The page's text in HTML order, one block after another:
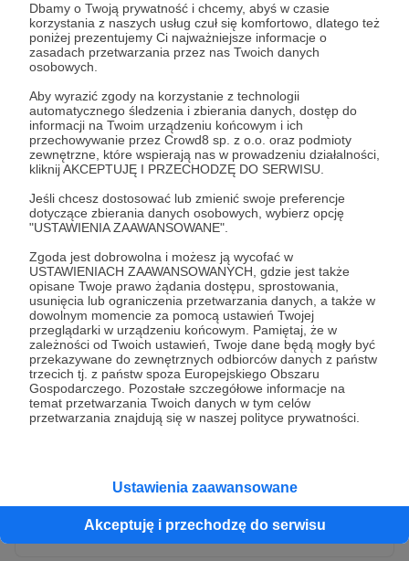
Dbamy o Twoją prywatność i chcemy, abyś w czasie
korzystania z naszych usług czuł się komfortowo, dlatego też
poniżej prezentujemy Ci najważniejsze informacje o
zasadach przetwarzania przez nas Twoich danych
osobowych.
Aby wyrazić zgody na korzystanie z technologii
automatycznego śledzenia i zbierania danych, dostęp do
informacji na Twoim urządzeniu końcowym i ich
przechowywanie przez Crowd8 sp. z o.o. oraz podmioty
zewnętrzne, które wspierają nas w prowadzeniu działalności,
kliknij AKCEPTUJĘ I PRZECHODZĘ DO SERWISU.
Jeśli chcesz dostosować lub zmienić swoje preferencje
dotyczące zbierania danych osobowych, wybierz opcję
"USTAWIENIA ZAAWANSOWANE".
Zgoda jest dobrowolna i możesz ją wycofać w
USTAWIENIACH ZAAWANSOWANYCH, gdzie jest także
opisane Twoje prawo żądania dostępu, sprostowania,
usunięcia lub ograniczenia przetwarzania danych, a także w
dowolnym momencie za pomocą ustawień Twojej
przeglądarki w urządzeniu końcowym. Pamiętaj, że w
zależności od Twoich ustawień, Twoje dane będą mogły być
przekazywane do zewnętrznych odbiorców danych z państw
trzecich tj. z państw spoza Europejskiego Obszaru
Gospodarczego. Pozostałe szczegółowe informacje na
temat przetwarzania Twoich danych w tym celów
przetwarzania znajdują się w naszej polityce prywatności.
Ustawienia zaawansowane
Akceptuję i przechodzę do serwisu
Telefon *
dodatkowe pytania
Treść wiadomości *
* Wyrażam zgodę na przetwarzanie moich danych
osobowych przez Patronite
Administratorem Twoich danych osobowych jest Crowd8 sp. z o.o.
z siedziba w Warszawie, ul. Żwirki i Wigury 16, 02-092 Warszawa.
Twoje dane osobowe będą przetwarzane w szczególności w celu
wykonania umowy zawartej z Tobą, w tym do umożliwienia
Gwarantujemy spełnienie wszystkich Twoich praw wynikających
z ogólnego rozporządzenia o ochronie danych, tj. prawo dostępu,
sprostowania oraz usunięcia Twoich danych, ograniczenia ich
rozwiń zgodę
Wyślij zgłoszenie